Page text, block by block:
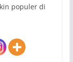
populer di